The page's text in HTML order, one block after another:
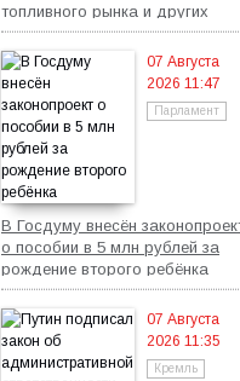
топливного рынка и других
законах августа
07 Августа
2026 11:47
Парламент
В Госдуму внесён
о пособии в 5 млн рублей за
рождение второго ребёнка
07 Августа
2026 11:35
Кремль